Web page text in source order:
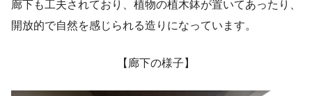
廊下も工夫されており、植物の植木鉢が置いてあったり、
開放的で自然を感じられる造りになっています。
【廊下の様子】